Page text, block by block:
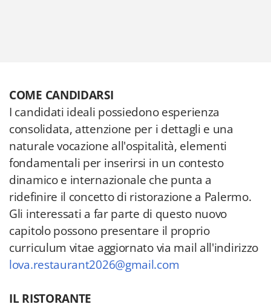
COME CANDIDARSI
I candidati ideali possiedono esperienza
consolidata, attenzione per i dettagli e una
naturale vocazione all'ospitalità, elementi
fondamentali per inserirsi in un contesto
dinamico e internazionale che punta a
ridefinire il concetto di ristorazione a Palermo.
Gli interessati a far parte di questo nuovo
capitolo possono presentare il proprio
curriculum vitae aggiornato via mail all'indirizzo
lova.restaurant2026@gmail.com
IL RISTORANTE